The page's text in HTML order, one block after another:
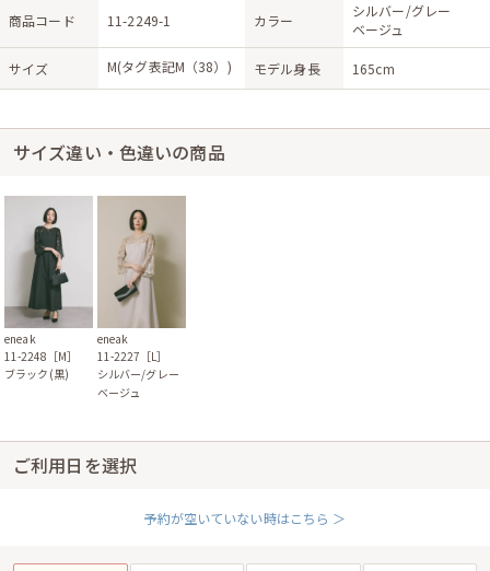
商品コード 11-2249-1 カラー
シルバー/グレー
ベージュ
サイズ M(タグ表記M（38）) モデル身長 165cm
サイズ違い・色違いの商品
eneak
11-2248［M］
ブラック(黒)
eneak
11-2227［L］
シルバー/グレー
ベージュ
ご利用日を選択
予約が空いていない時はこちら ＞